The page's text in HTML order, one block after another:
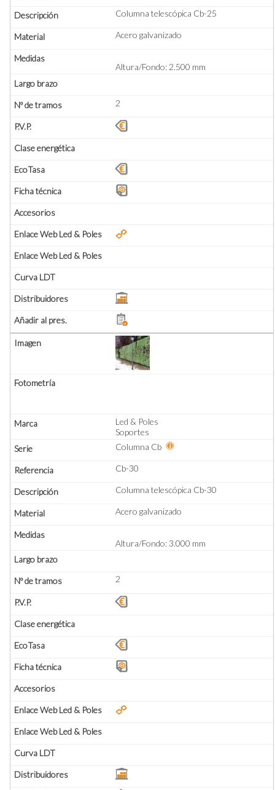
Columna telescópica Cb-25
Acero galvanizado
Altura/Fondo: 2.500 mm
2
Led & Poles
Soportes
Columna Cb
Cb-30
Columna telescópica Cb-30
Acero galvanizado
Altura/Fondo: 3.000 mm
2